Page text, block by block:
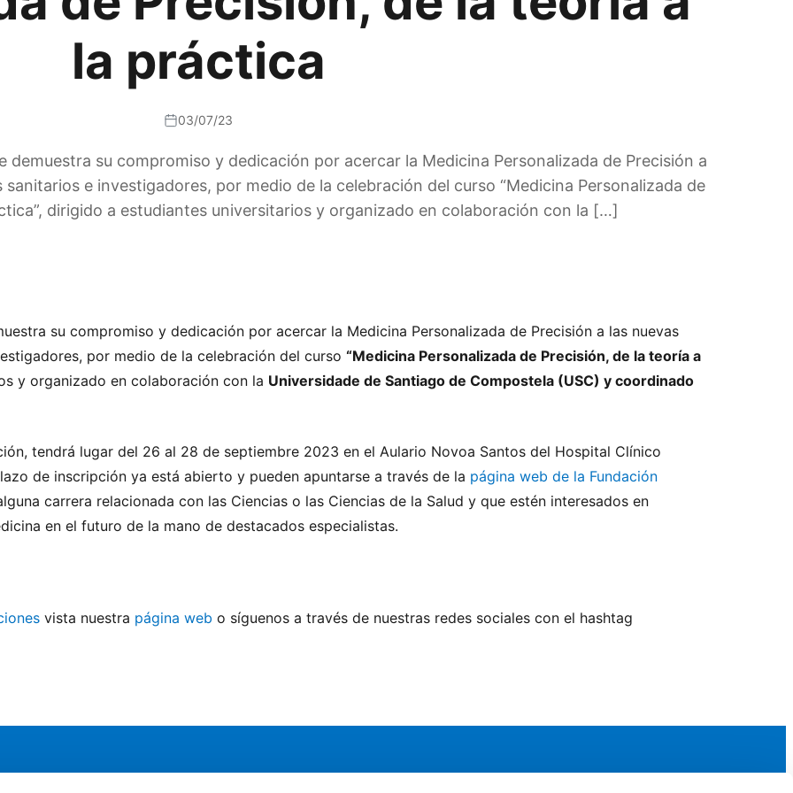
la práctica
03/07/23
demuestra su compromiso y dedicación por acercar la Medicina Personalizada de Precisión a
e investigadores, por medio de la celebración del curso “Medicina Personalizada de
dirigido a estudiantes universitarios y organizado en colaboración con la […]
su compromiso y dedicación por acercar la Medicina Personalizada de Precisión a las nuevas
por medio de la celebración del curso “Medicina Personalizada de Precisión, de la teoría a
y organizado en colaboración con la Universidade de Santiago de Compostela (USC) y coordinado
tendrá lugar del 26 al 28 de septiembre 2023 en el Aulario Novoa Santos del Hospital Clínico
de inscripción ya está abierto y pueden apuntarse a través de la página web de la Fundación
carrera relacionada con las Ciencias o las Ciencias de la Salud y que estén interesados en
en el futuro de la mano de destacados especialistas.
vista nuestra página web o síguenos a través de nuestras redes sociales con el hashtag